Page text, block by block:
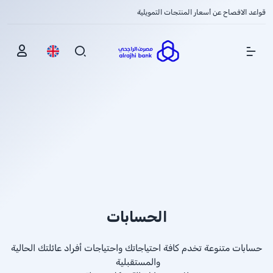
قواعد الافصاح عن أسعار المنتجات التمويلية
Show Menu
الحسابات
حسابات متنوعة تخدم كافة احتياجاتك واحتياجات أفراد عائلتك الحالية
والمستقبلية